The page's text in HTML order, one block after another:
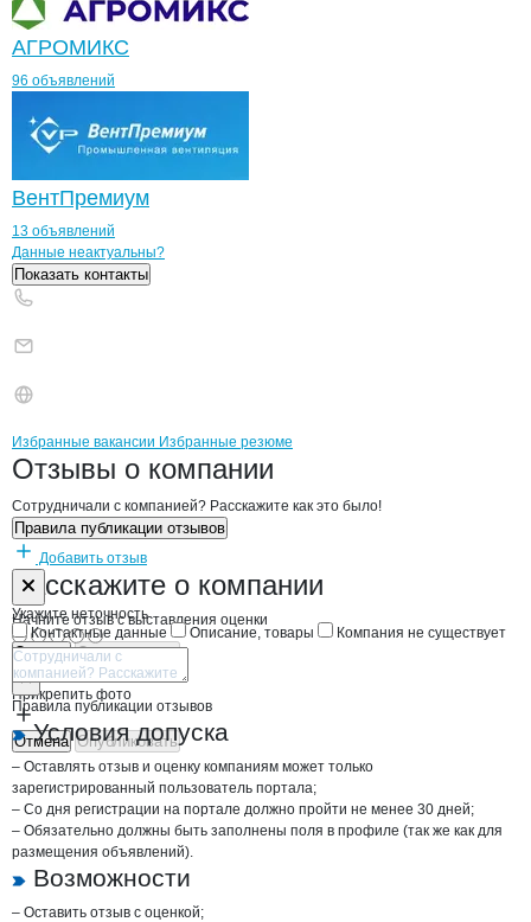
АГРОМИКС
96 объявлений
ВентПремиум
13 объявлений
Контактыкомпании
+7(800)000-00-..
Данные неактуальны?
Показать контакты
Брендыкомпани СОКОЛОВСКИЙ
Вакансии вСОКОЛОВСКИЙ
Избранные вакансии Избранные резюме
Новости oСОКОЛОВСКИЙ, СПК
Отзывы о компании
Сотрудничали с компанией? Расскажите как это было!
Правила публикации отзывов
Добавить отзыв
Расскажите о компании
Начните отзыв с выставления оценки
Прикрепить фото
Отмена Опубликовать
Форма обратной связи о неточностях
Укажите неточность
Контактные данные
Описание, товары Компания не существует
Отмена Опубликовать
Правила публикации отзывов
Условия допуска
– Оставлять отзыв и оценку компаниям может только
зарегистрированный пользователь портала;
– Со дня регистрации на портале должно пройти не менее 30 дней;
– Обязательно должны быть заполнены поля в профиле (так же как для
размещения объявлений).
Возможности
– Оставить отзыв с оценкой;